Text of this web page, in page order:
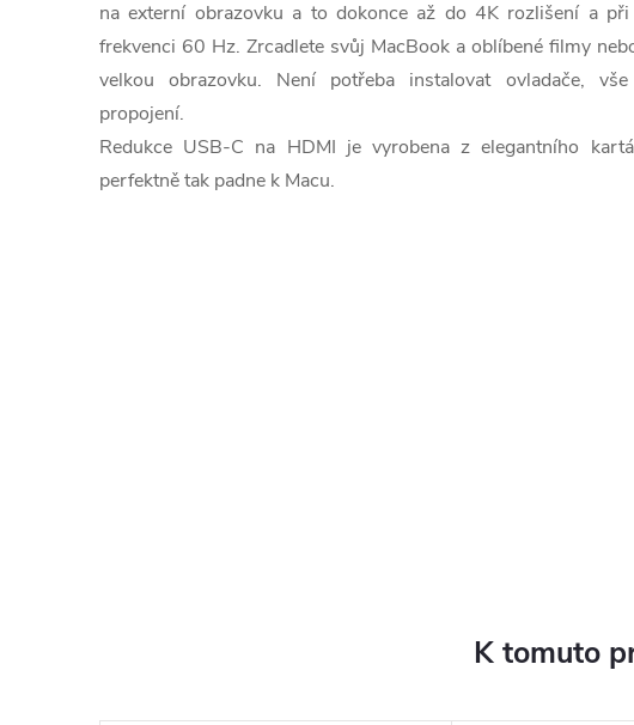
na externí obrazovku a to dokonce až do 4K rozlišení a při
frekvenci 60 Hz. Zrcadlete svůj MacBook a oblíbené filmy
velkou obrazovku. Není potřeba instalovat ovladače,
propojení.
Redukce USB-C na HDMI je vyrobena z elegantního
perfektně tak padne k Macu.
K tomuto